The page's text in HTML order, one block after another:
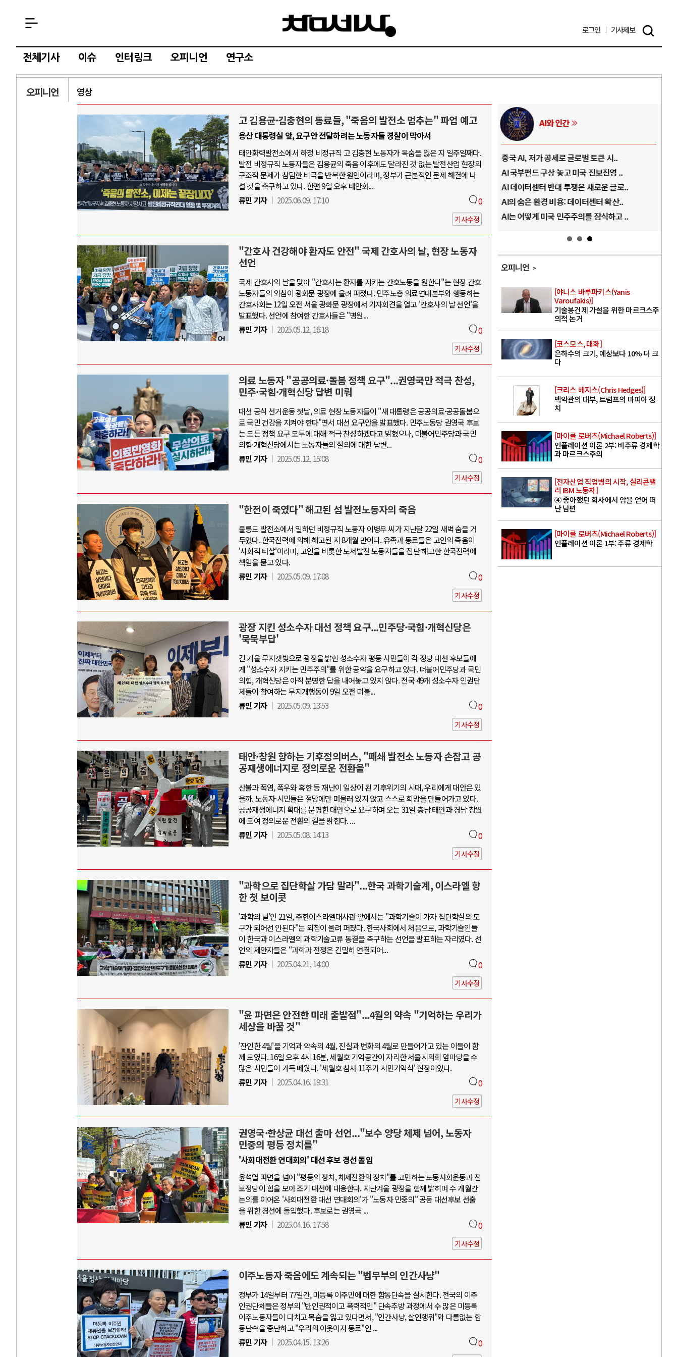
로그인 기사제보
전체기사 이슈 인터링크 오피니언 연구소
오피니언 영상
고 김용균·김충현의 동료들, "죽음의 발전소 멈추는" 파업 예고
용산 대통령실 앞, 요구안 전달하려는 노동자들 경찰이 막아서
태안화력발전소에서 하청 비정규직 고 김충현 노동자가 목숨을 잃은 지 일주일째다.
발전 비정규직 노동자들은 김용균의 죽음 이후에도 달라진 것 없는 발전산업 현장의
구조적 문제가 참담한 비극을 반복한 원인이라며, 정부가 근본적인 문제 해결에 나
설 것을 촉구하고 있다. 한편 9일 오후 태안화...
류민 기자
2025.06.09. 17:10 0
기사수정
"간호사 건강해야 환자도 안전" 국제 간호사의 날, 현장 노동자
선언
국제 간호사의 날을 맞아 "간호사는 환자를 지키는 간호노동을 원한다"는 현장 간호
노동자들의 외침이 광화문 광장에 울려 퍼졌다. 민주노총 의료연대본부와 행동하는
간호사회는 12일 오전 서울 광화문 광장에서 기자회견을 열고 '간호사의 날 선언'을
발표했다. 선언에 참여한 간호사들은 "병원...
류민 기자
2025.05.12. 16:18 0
기사수정
의료 노동자 "공공의료·돌봄 정책 요구"...권영국만 적극 찬성,
민주·국힘·개혁신당 답변 미뤄
대선 공식 선거운동 첫날, 의료 현장 노동자들이 "새 대통령은 공공의료·공공돌봄으
로 국민 건강을 지켜야 한다"면서 대선 요구안을 발표했다. 민주노동당 권영국 후보
는 모든 정책 요구 모두에 대해 적극 찬성하겠다고 밝혔으나, 더불어민주당과 국민
의힘·개혁신당에서는 노동자들의 질의에 대한 답변...
류민 기자
2025.05.12. 15:08 0
기사수정
"한전이 죽였다" 해고된 섬 발전노동자의 죽음
울릉도 발전소에서 일하던 비정규직 노동자 이병우 씨가 지난달 22일 새벽 숨을 거
두었다. 한국전력에 의해 해고된 지 8개월 만이다. 유족과 동료들은 고인의 죽음이
'사회적 타살'이라며, 고인을 비롯한 도서발전 노동자들을 집단 해고한 한국전력에
책임을 묻고 있다.
류민 기자
2025.05.09. 17:08 0
기사수정
광장 지킨 성소수자 대선 정책 요구...민주당·국힘·개혁신당은
'묵묵부답'
긴 겨울 무지갯빛으로 광장을 밝힌 성소수자 평등 시민들이 각 정당 대선 후보들에
게 "성소수자 지키는 민주주의"를 위한 공약을 요구하고 있다. 더불어민주당과 국민
의힘, 개혁신당은 아직 분명한 답을 내어놓고 있지 않다. 전국 49개 성소수자 인권단
체들이 참여하는 무지개행동이 9일 오전 더불...
류민 기자
2025.05.09. 13:53 0
기사수정
태안·창원 향하는 기후정의버스, "폐쇄 발전소 노동자 손잡고 공
공재생에너지로 정의로운 전환을"
산불과 폭염, 폭우와 혹한 등 재난이 일상이 된 기후위기의 시대, 우리에게 대안은 있
을까. 노동자·시민들은 절망에만 머물러 있지 않고 스스로 희망을 만들어가고 있다.
공공재생에너지 확대를 분명한 대안으로 요구하며 오는 31일 충남 태안과 경남 창원
에 모여 정의로운 전환의 길을 밝힌다. ...
류민 기자
2025.05.08. 14:13 0
기사수정
"과학으로 집단학살 가담 말라"...한국 과학기술계, 이스라엘 향
한 첫 보이콧
'과학의 날'인 21일, 주한이스라엘대사관 앞에서는 "과학기술이 가자 집단학살의 도
구가 되어선 안된다"는 외침이 울려 퍼졌다. 한국사회에서 처음으로, 과학기술인들
이 한국과 이스라엘의 과학기술교류 동결을 촉구하는 선언을 발표하는 자리였다. 선
언의 제안자들은 "과학과 전쟁은 긴밀히 연결되어...
류민 기자
2025.04.21. 14:00 0
기사수정
"윤 파면은 안전한 미래 출발점"...4월의 약속 "기억하는 우리가
세상을 바꿀 것"
'잔인한 4월'을 기억과 약속의 4월, 진실과 변화의 4월로 만들어가고 있는 이들이 함
께 모였다. 16일 오후 4시 16분, 세월호 기억공간이 자리한 서울시의회 앞마당을 수
많은 시민들이 가득 메웠다. '세월호 참사 11주기 시민기억식' 현장이었다.
류민 기자
2025.04.16. 19:31 0
기사수정
권영국·한상균 대선 출마 선언..."보수 양당 체제 넘어, 노동자
민중의 평등 정치를"
'사회대전환 연대회의' 대선 후보 경선 돌입
윤석열 파면을 넘어 "평등의 정치, 체제전환의 정치"를 고민하는 노동사회운동과 진
보정당이 힘을 모아 조기 대선에 대응한다. 지난겨울 광장을 함께 밝히며 수 개월간
논의를 이어온 '사회대전환 대선 연대회의'가 "노동자 민중의" 공동 대선후보 선출
을 위한 경선에 돌입했다. 후보로는 권영국 ...
류민 기자
2025.04.16. 17:58 0
기사수정
이주노동자 죽음에도 계속되는 "법무부의 인간사냥"
정부가 14일부터 77일간, 미등록 이주민에 대한 합동단속을 실시한다. 전국의 이주
인권단체들은 정부의 "반인권적이고 폭력적인" 단속추방 과정에서 수 많은 미등록
이주노동자들이 다치고 목숨을 잃고 있다면서, "인간사냥, 살인행위"와 다름없는 합
동단속을 중단하고 "우리의 이웃이자 동료"인 ...
류민 기자
2025.04.15. 13:26 0
AI와 인간
중국 AI, 저가 공세로 글로벌 토큰 시..
AI 국부펀드 구상 놓고 미국 진보진영 ..
AI 데이터센터 반대 투쟁은 새로운 글로..
AI는 어떻게 미국 민주주의를 잠식하고 ..
러시아-우크라이나 전쟁
전쟁의 추상화: 우크라이나, 대리전의 역..
EU·우크라이나 드론 협력 직후, 러시아..
나토, 우크라 군사지원 2027년까지 공..
우크라이나, 덴마크, 에스토니아, 네덜란..
러·우크라, 대규모 공습 주고받아…민간 ..
오피니언
[야니스 바루파키스(Yanis
Varoufakis)]
기술봉건제 가설을 위한 마르크스주
의적 논거
[코스모스, 대화]
은하수의 크기, 예상보다 10% 더 크
다
[크리스 헤지스(Chris Hedges)]
백악관의 대부, 트럼프의 마피아 정
치
[마이클 로버츠(Michael Roberts)]
인플레이션 이론 2부: 비주류 경제학
과 마르크스주의
[전자산업 직업병의 시작, 실리콘밸
리 IBM 노동자]
④ 좋아했던 회사에서 암을 얻어 떠
난 남편
[마이클 로버츠(Michael Roberts)]
인플레이션 이론 1부: 주류 경제학